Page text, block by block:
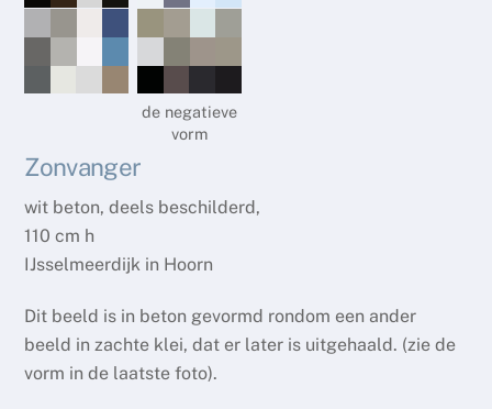
de negatieve
vorm
Zonvanger
wit beton, deels beschilderd,
110 cm h
IJsselmeerdijk in Hoorn
Dit beeld is in beton gevormd rondom een ander
beeld in zachte klei, dat er later is uitgehaald. (zie de
vorm in de laatste foto).